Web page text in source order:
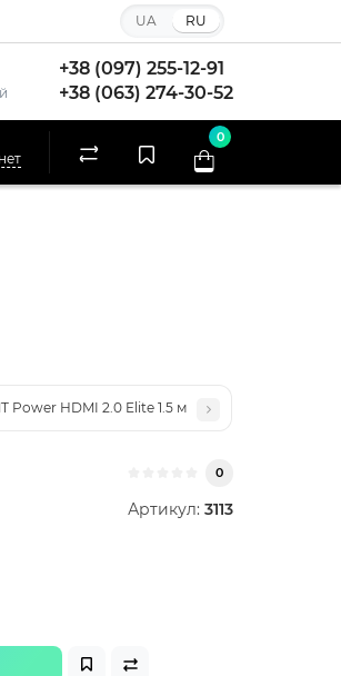
UA RU
+38 (097) 255-12-91
+38 (063) 274-30-52
0
Power HDMI 2.0 Elite 1.5 м
0
Артикул: 3113